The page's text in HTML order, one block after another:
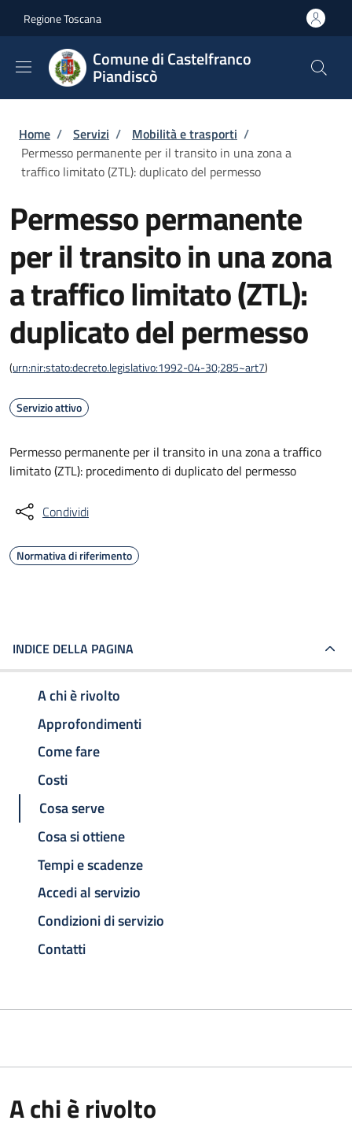
Regione Toscana
Comune di Castelfranco
Piandiscò
Briciole di pane
Home / Servizi / Mobilità e trasporti /
Permesso permanente per il transito in una zona a
traffico limitato (ZTL): duplicato del permesso
Permesso permanente
per il transito in una zona
a traffico limitato (ZTL):
duplicato del permesso
(urn:nir:stato:decreto.legislativo:1992-04-30;285~art7)
Servizio attivo
Permesso permanente per il transito in una zona a traffico
limitato (ZTL): procedimento di duplicato del permesso
Condividi
Normativa di riferimento
INDICE DELLA PAGINA
A chi è rivolto
Approfondimenti
Come fare
Costi
Cosa serve
Cosa si ottiene
Tempi e scadenze
Accedi al servizio
Condizioni di servizio
Contatti
A chi è rivolto